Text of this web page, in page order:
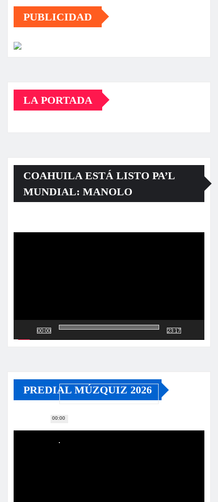
PUBLICIDAD
LA PORTADA
COAHUILA ESTÁ LISTO PA’L
MUNDIAL: MANOLO
00:00
00:00
23:17
PREDIAL MÚZQUIZ 2026
Reproductor